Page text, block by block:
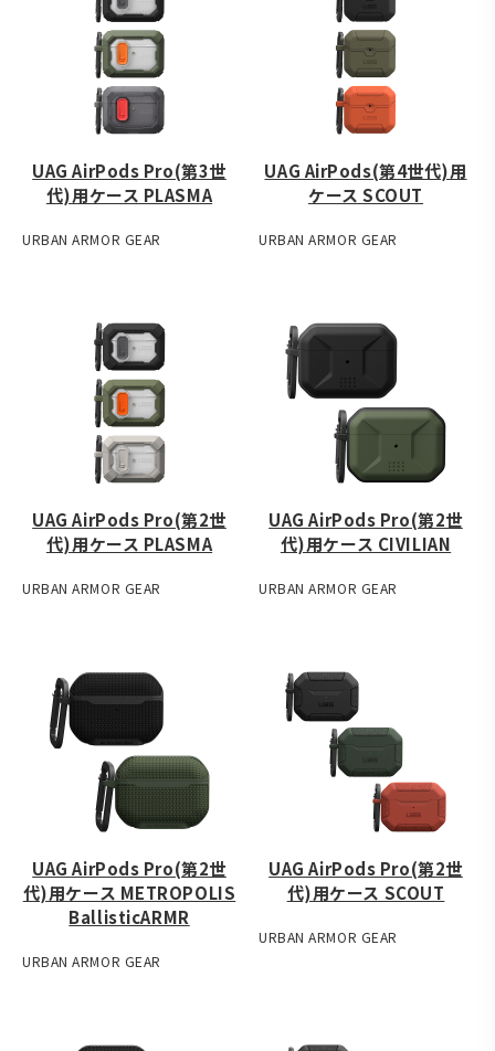
UAG AirPods Pro(第3世
代)用ケース PLASMA
URBAN ARMOR GEAR
UAG AirPods(第4世代)用
ケース SCOUT
URBAN ARMOR GEAR
UAG AirPods Pro(第2世
代)用ケース PLASMA
URBAN ARMOR GEAR
UAG AirPods Pro(第2世
代)用ケース CIVILIAN
URBAN ARMOR GEAR
UAG AirPods Pro(第2世
代)用ケース METROPOLIS
BallisticARMR
URBAN ARMOR GEAR
UAG AirPods Pro(第2世
代)用ケース SCOUT
URBAN ARMOR GEAR